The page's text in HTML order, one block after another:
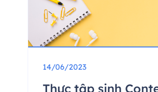
Thực tập sinh
14/06/2023